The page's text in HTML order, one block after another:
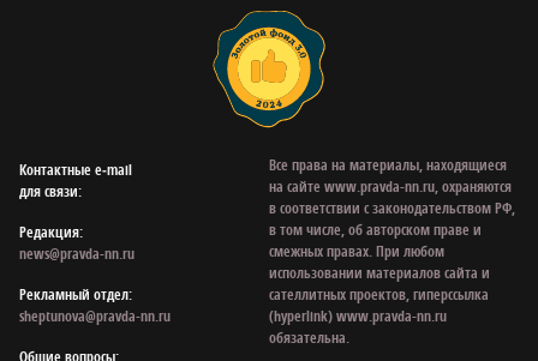
Контактные e‑mail
для связи:
Редакция:
news@pravda-nn.ru
Рекламный отдел:
sheptunova@pravda-nn.ru
Общие вопросы:
Все права на материалы, находящиеся
на сайте www.pravda-nn.ru, охраняются
в соответствии с законодательством РФ,
в том числе, об авторском праве и
смежных правах. При любом
использовании материалов сайта и
сателлитных проектов, гиперссылка
(hyperlink) www.pravda-nn.ru
обязательна.